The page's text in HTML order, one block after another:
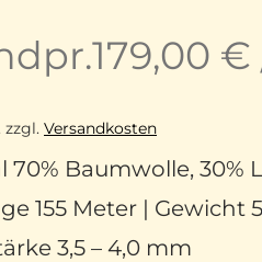
179,00 €
zzgl. Versandkosten
70% Baumwolle, 30%
155 Meter | Gewicht
3,5 – 4,0 mm